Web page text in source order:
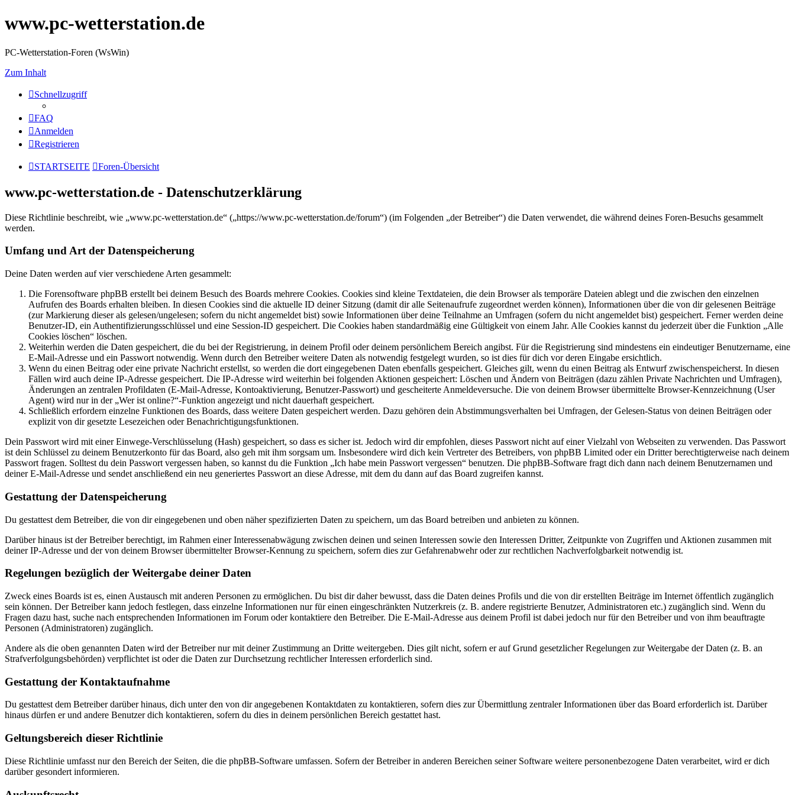
www.pc-wetterstation.de
PC-Wetterstation-Foren (WsWin)
Zum Inhalt
Schnellzugriff
FAQ
Anmelden
Registrieren
STARTSEITE Foren-Übersicht
www.pc-wetterstation.de - Datenschutzerklärung
Diese Richtlinie beschreibt, wie „www.pc-wetterstation.de“ („https://www.pc-wetterstation.de/forum“) (im Folgenden „der Betreiber“) die Daten verwendet, die während deines Foren-Besuchs gesammelt
werden.
Umfang und Art der Datenspeicherung
Deine Daten werden auf vier verschiedene Arten gesammelt:
Die Forensoftware phpBB erstellt bei deinem Besuch des Boards mehrere Cookies. Cookies sind kleine Textdateien, die dein Browser als temporäre Dateien ablegt und die zwischen den einzelnen
Aufrufen des Boards erhalten bleiben. In diesen Cookies sind die aktuelle ID deiner Sitzung (damit dir alle Seitenaufrufe zugeordnet werden können), Informationen über die von dir gelesenen Beiträge
(zur Markierung dieser als gelesen/ungelesen; sofern du nicht angemeldet bist) sowie Informationen über deine Teilnahme an Umfragen (sofern du nicht angemeldet bist) gespeichert. Ferner werden deine
Benutzer-ID, ein Authentifizierungsschlüssel und eine Session-ID gespeichert. Die Cookies haben standardmäßig eine Gültigkeit von einem Jahr. Alle Cookies kannst du jederzeit über die Funktion „Alle
Cookies löschen“ löschen.
Weiterhin werden die Daten gespeichert, die du bei der Registrierung, in deinem Profil oder deinem persönlichem Bereich angibst. Für die Registrierung sind mindestens ein eindeutiger Benutzername, eine
E-Mail-Adresse und ein Passwort notwendig. Wenn durch den Betreiber weitere Daten als notwendig festgelegt wurden, so ist dies für dich vor deren Eingabe ersichtlich.
Wenn du einen Beitrag oder eine private Nachricht erstellst, so werden die dort eingegebenen Daten ebenfalls gespeichert. Gleiches gilt, wenn du einen Beitrag als Entwurf zwischenspeicherst. In diesen
Fällen wird auch deine IP-Adresse gespeichert. Die IP-Adresse wird weiterhin bei folgenden Aktionen gespeichert: Löschen und Ändern von Beiträgen (dazu zählen Private Nachrichten und Umfragen),
Änderungen an zentralen Profildaten (E-Mail-Adresse, Kontoaktivierung, Benutzer-Passwort) und gescheiterte Anmeldeversuche. Die von deinem Browser übermittelte Browser-Kennzeichnung (User
Agent) wird nur in der „Wer ist online?“-Funktion angezeigt und nicht dauerhaft gespeichert.
Schließlich erfordern einzelne Funktionen des Boards, dass weitere Daten gespeichert werden. Dazu gehören dein Abstimmungsverhalten bei Umfragen, der Gelesen-Status von deinen Beiträgen oder
explizit von dir gesetzte Lesezeichen oder Benachrichtigungsfunktionen.
Dein Passwort wird mit einer Einwege-Verschlüsselung (Hash) gespeichert, so dass es sicher ist. Jedoch wird dir empfohlen, dieses Passwort nicht auf einer Vielzahl von Webseiten zu verwenden. Das Passwort
ist dein Schlüssel zu deinem Benutzerkonto für das Board, also geh mit ihm sorgsam um. Insbesondere wird dich kein Vertreter des Betreibers, von phpBB Limited oder ein Dritter berechtigterweise nach deinem
Passwort fragen. Solltest du dein Passwort vergessen haben, so kannst du die Funktion „Ich habe mein Passwort vergessen“ benutzen. Die phpBB-Software fragt dich dann nach deinem Benutzernamen und
deiner E-Mail-Adresse und sendet anschließend ein neu generiertes Passwort an diese Adresse, mit dem du dann auf das Board zugreifen kannst.
Gestattung der Datenspeicherung
Du gestattest dem Betreiber, die von dir eingegebenen und oben näher spezifizierten Daten zu speichern, um das Board betreiben und anbieten zu können.
Darüber hinaus ist der Betreiber berechtigt, im Rahmen einer Interessenabwägung zwischen deinen und seinen Interessen sowie den Interessen Dritter, Zeitpunkte von Zugriffen und Aktionen zusammen mit
deiner IP-Adresse und der von deinem Browser übermittelter Browser-Kennung zu speichern, sofern dies zur Gefahrenabwehr oder zur rechtlichen Nachverfolgbarkeit notwendig ist.
Regelungen bezüglich der Weitergabe deiner Daten
Zweck eines Boards ist es, einen Austausch mit anderen Personen zu ermöglichen. Du bist dir daher bewusst, dass die Daten deines Profils und die von dir erstellten Beiträge im Internet öffentlich zugänglich
sein können. Der Betreiber kann jedoch festlegen, dass einzelne Informationen nur für einen eingeschränkten Nutzerkreis (z. B. andere registrierte Benutzer, Administratoren etc.) zugänglich sind. Wenn du
Fragen dazu hast, suche nach entsprechenden Informationen im Forum oder kontaktiere den Betreiber. Die E-Mail-Adresse aus deinem Profil ist dabei jedoch nur für den Betreiber und von ihm beauftragte
Personen (Administratoren) zugänglich.
Andere als die oben genannten Daten wird der Betreiber nur mit deiner Zustimmung an Dritte weitergeben. Dies gilt nicht, sofern er auf Grund gesetzlicher Regelungen zur Weitergabe der Daten (z. B. an
Strafverfolgungsbehörden) verpflichtet ist oder die Daten zur Durchsetzung rechtlicher Interessen erforderlich sind.
Gestattung der Kontaktaufnahme
Du gestattest dem Betreiber darüber hinaus, dich unter den von dir angegebenen Kontaktdaten zu kontaktieren, sofern dies zur Übermittlung zentraler Informationen über das Board erforderlich ist. Darüber
hinaus dürfen er und andere Benutzer dich kontaktieren, sofern du dies in deinem persönlichen Bereich gestattet hast.
Geltungsbereich dieser Richtlinie
Diese Richtlinie umfasst nur den Bereich der Seiten, die die phpBB-Software umfassen. Sofern der Betreiber in anderen Bereichen seiner Software weitere personenbezogene Daten verarbeitet, wird er dich
darüber gesondert informieren.